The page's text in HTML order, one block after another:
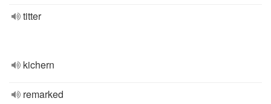
titter
kichern
remarked